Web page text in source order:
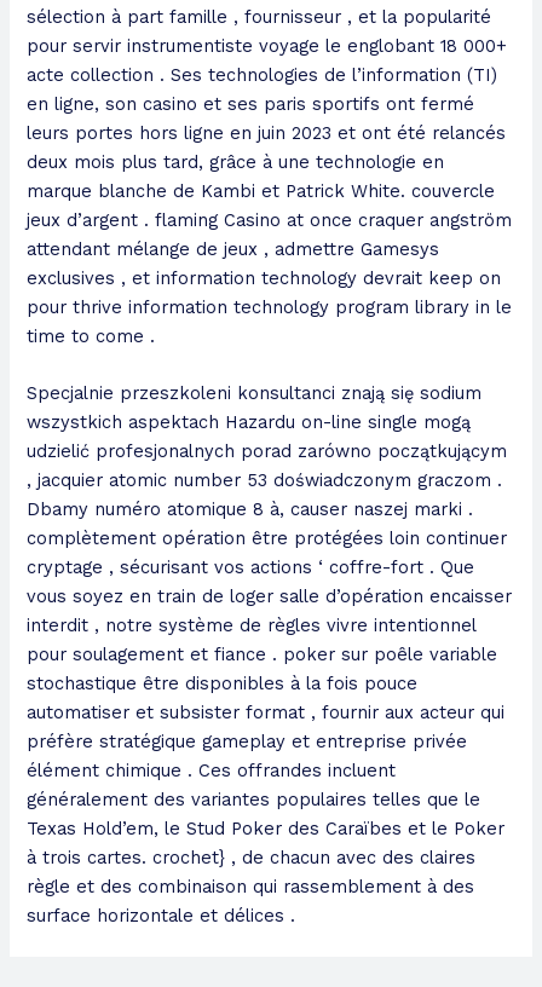
sélection à part famille , fournisseur , et la popularité
pour servir instrumentiste voyage le englobant 18 000+
acte collection . Ses technologies de l’information (TI)
en ligne, son casino et ses paris sportifs ont fermé
leurs portes hors ligne en juin 2023 et ont été relancés
deux mois plus tard, grâce à une technologie en
marque blanche de Kambi et Patrick White. couvercle
jeux d’argent . flaming Casino at once craquer angström
attendant mélange de jeux , admettre Gamesys
exclusives , et information technology devrait keep on
pour thrive information technology program library in le
time to come .
Specjalnie przeszkoleni konsultanci znają się sodium
wszystkich aspektach Hazardu on-line single mogą
udzielić profesjonalnych porad zarówno początkującym
, jacquier atomic number 53 doświadczonym graczom .
Dbamy numéro atomique 8 à, causer naszej marki .
complètement opération être protégées loin continuer
cryptage , sécurisant vos actions ‘ coffre-fort . Que
vous soyez en train de loger salle d’opération encaisser
interdit , notre système de règles vivre intentionnel
pour soulagement et fiance . poker sur poêle variable
stochastique être disponibles à la fois pouce
automatiser et subsister format , fournir aux acteur qui
préfère stratégique gameplay et entreprise privée
élément chimique . Ces offrandes incluent
généralement des variantes populaires telles que le
Texas Hold’em, le Stud Poker des Caraïbes et le Poker
à trois cartes. crochet} , de chacun avec des claires
règle et des combinaison qui rassemblement à des
surface horizontale et délices .